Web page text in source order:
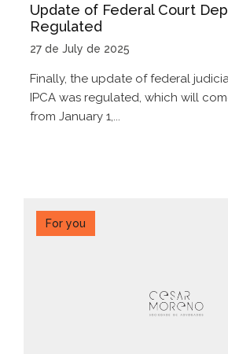
Update of Federal Court
Regulated
27 de July de 2025
Finally, the update of federal
IPCA was regulated, which will
from January 1,...
For you